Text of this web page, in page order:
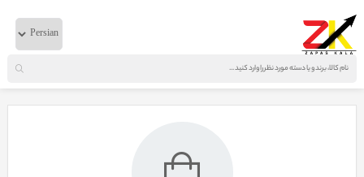
خانه لوازم برقی BMC نمایش صفحه1از